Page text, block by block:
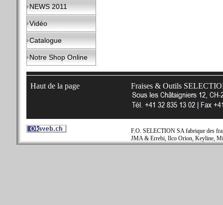
NEWS 2011
Vidéo
Catalogue
Notre Shop Online
Haut de la page Fraises & Outils
F.O. SELECTION SA fabrique des
JMA & Errebi, Ilco Orion, Keyline,